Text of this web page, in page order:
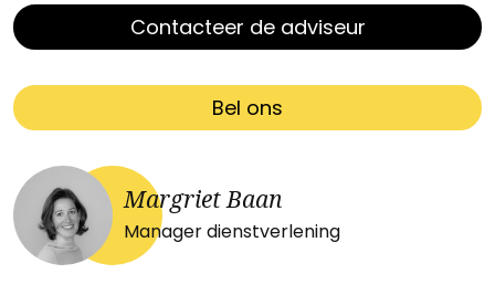
Contacteer de adviseur
Bel ons
Margriet Baan
Manager dienstverlening